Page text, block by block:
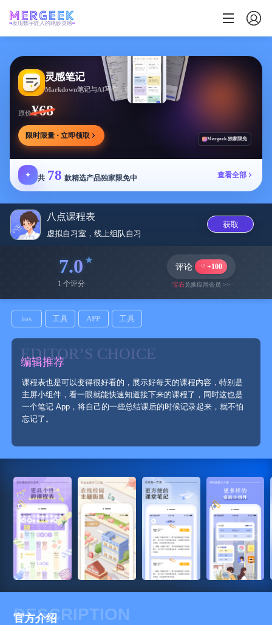
发现数字匠人的绝妙灵感
灵感笔记
Markdown笔记与AI写作，多方式整理同步笔记
原价¥68
限时限量 · 立即领取 Mergeek 独家限免
✦ 共 78 款精选产品独家限免中 查看全部
八点课程表
虚拟自习室，线上组队自‪习‬
获取
7.0
1 个评分
评论 +100
宝石兑换应用会员 >>
ios 工具 APP 工具
EDITOR’S CHOICE
编辑推荐
课程表也是可以变得很好看的，展示好每天的课程内容，特别是
主屏小组件，看一眼就能快速知道接下来的课程了，同时这也是
一个笔记 App，将自己的一些总结课后的时候记录起来，就不怕
忘记了。
DESCRIPTION
官方介绍